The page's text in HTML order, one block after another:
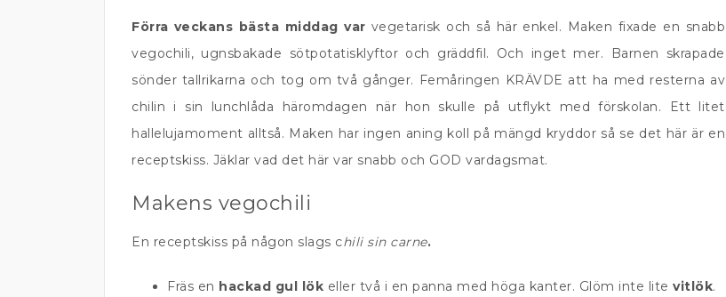
Förra veckans bästa middag var vegetarisk och så här enkel. Maken fixade en snabb
vegochili, ugnsbakade sötpotatisklyftor och gräddfil. Och inget mer. Barnen skrapade
sönder tallrikarna och tog om två gånger. Femåringen KRÄVDE att ha med resterna av
chilin i sin lunchlåda häromdagen när hon skulle på utflykt med förskolan. Ett litet
hallelujamoment alltså. Maken har ingen aning koll på mängd kryddor så se det här är en
receptskiss. Jäklar vad det här var snabb och GOD vardagsmat.
Makens vegochili
En receptskiss på någon slags chili sin carne.
Fräs en hackad gul lök eller två i en panna med höga kanter. Glöm inte lite vitlök.